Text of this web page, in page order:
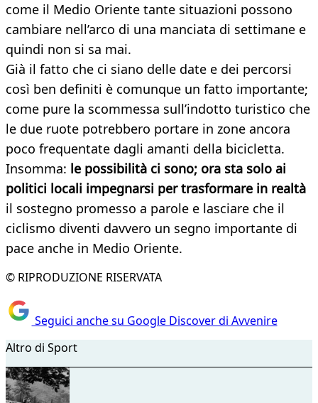
come il Medio Oriente tante situazioni possono
cambiare nell’arco di una manciata di settimane e
quindi non si sa mai.
Già il fatto che ci siano delle date e dei percorsi
così ben definiti è comunque un fatto importante;
come pure la scommessa sull’indotto turistico che
le due ruote potrebbero portare in zone ancora
poco frequentate dagli amanti della bicicletta.
Insomma: le possibilità ci sono; ora sta solo ai
politici locali impegnarsi per trasformare in realtà
il sostegno promesso a parole e lasciare che il
ciclismo diventi davvero un segno importante di
pace anche in Medio Oriente.
© RIPRODUZIONE RISERVATA
Seguici anche su Google Discover di Avvenire
Altro di Sport